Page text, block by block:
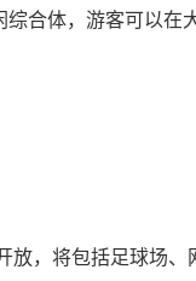
合体，游客可以在
放，将包括足球场、